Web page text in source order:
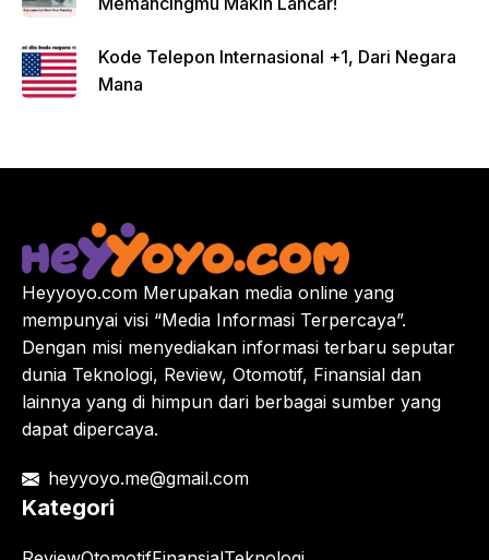
Kode Telepon Internasional +1, Dari Negara
Mana
Heyyoyo.com Merupakan media online yang
mempunyai visi “Media Informasi Terpercaya”.
Dengan misi menyediakan informasi terbaru seputar
dunia Teknologi, Review, Otomotif, Finansial dan
lainnya yang di himpun dari berbagai sumber yang
dapat dipercaya.
heyyoyo.me@gmail.com
Kategori